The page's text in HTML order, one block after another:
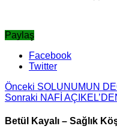
Paylaş
Facebook
Twitter
Önceki SOLUNUMUN
Sonraki NAFİ
Betül Kayalı – Sağlık